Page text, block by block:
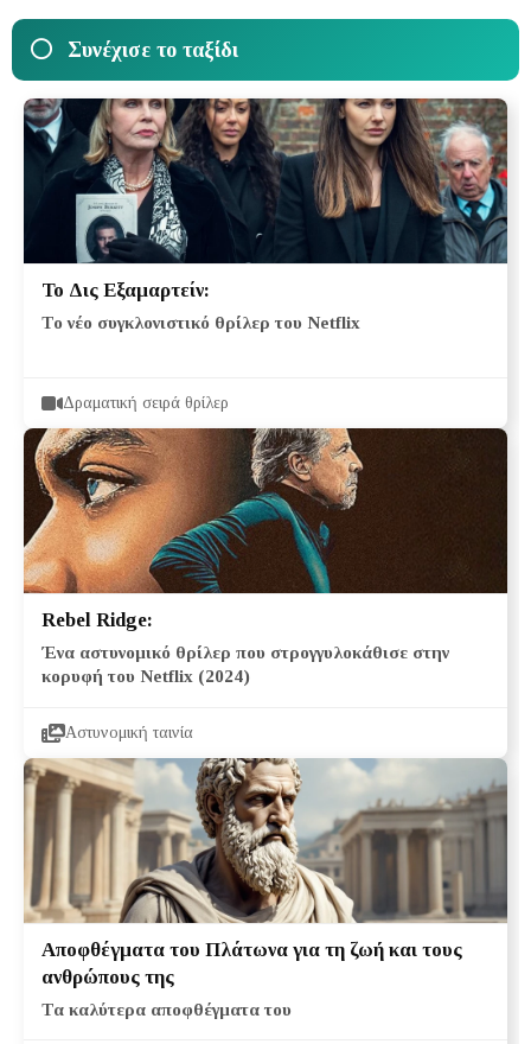
Συνέχισε το ταξίδι
Το Δις Εξαμαρτείν:
Το νέο συγκλονιστικό θρίλερ του Netflix
Δραματική σειρά θρίλερ
Rebel Ridge:
Ένα αστυνομικό θρίλερ που στρογγυλοκάθισε στην
κορυφή του Netflix (2024)
Αστυνομική ταινία
Αποφθέγματα του Πλάτωνα για τη ζωή και τους
ανθρώπους της
Τα καλύτερα αποφθέγματα του